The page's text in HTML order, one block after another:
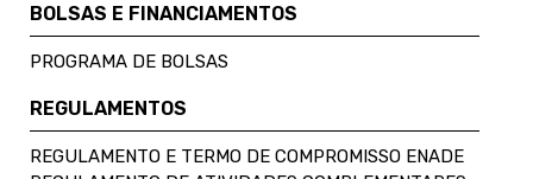
BOLSAS E FINANCIAMENTOS
PROGRAMA DE BOLSAS
REGULAMENTOS
REGULAMENTO E TERMO DE COMPROMISSO ENADE